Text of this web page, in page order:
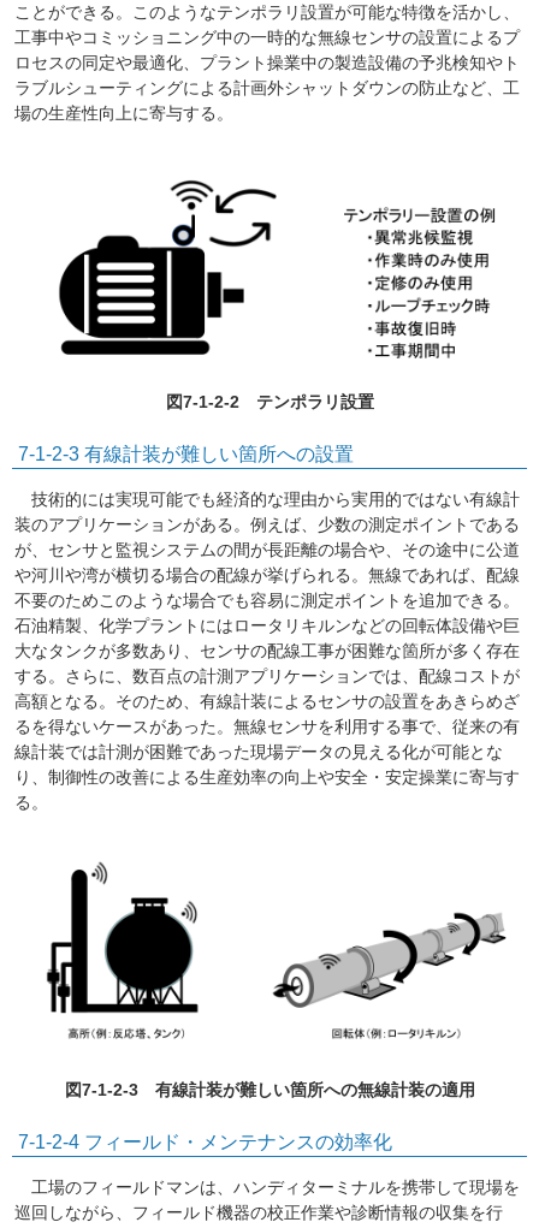
ことができる。このようなテンポラリ設置が可能な特徴を活かし、
工事中やコミッショニング中の一時的な無線センサの設置によるプ
ロセスの同定や最適化、プラント操業中の製造設備の予兆検知やト
ラブルシューティングによる計画外シャットダウンの防止など、工
場の生産性向上に寄与する。
図7-1-2-2 テンポラリ設置
7-1-2-3 有線計装が難しい箇所への設置
技術的には実現可能でも経済的な理由から実用的ではない有線計
装のアプリケーションがある。例えば、少数の測定ポイントである
が、センサと監視システムの間が長距離の場合や、その途中に公道
や河川や湾が横切る場合の配線が挙げられる。無線であれば、配線
不要のためこのような場合でも容易に測定ポイントを追加できる。
石油精製、化学プラントにはロータリキルンなどの回転体設備や巨
大なタンクが多数あり、センサの配線工事が困難な箇所が多く存在
する。さらに、数百点の計測アプリケーションでは、配線コストが
高額となる。そのため、有線計装によるセンサの設置をあきらめざ
るを得ないケースがあった。無線センサを利用する事で、従来の有
線計装では計測が困難であった現場データの見える化が可能とな
り、制御性の改善による生産効率の向上や安全・安定操業に寄与す
る。
図7-1-2-3 有線計装が難しい箇所への無線計装の適用
7-1-2-4 フィールド・メンテナンスの効率化
工場のフィールドマンは、ハンディターミナルを携帯して現場を
巡回しながら、フィールド機器の校正作業や診断情報の収集を行